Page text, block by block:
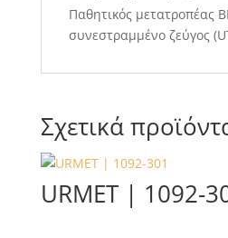
Παθητικός μετατροπέας
συνεστραμμένο ζεύγος
Σχετικά
URMET | 1092-